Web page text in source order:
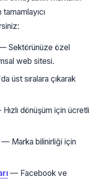
Sektörünüze özel
web sitesi.
üst sıralara çıkarak
dönüşüm için ücretli
— Marka bilinirliği için
— Facebook ve